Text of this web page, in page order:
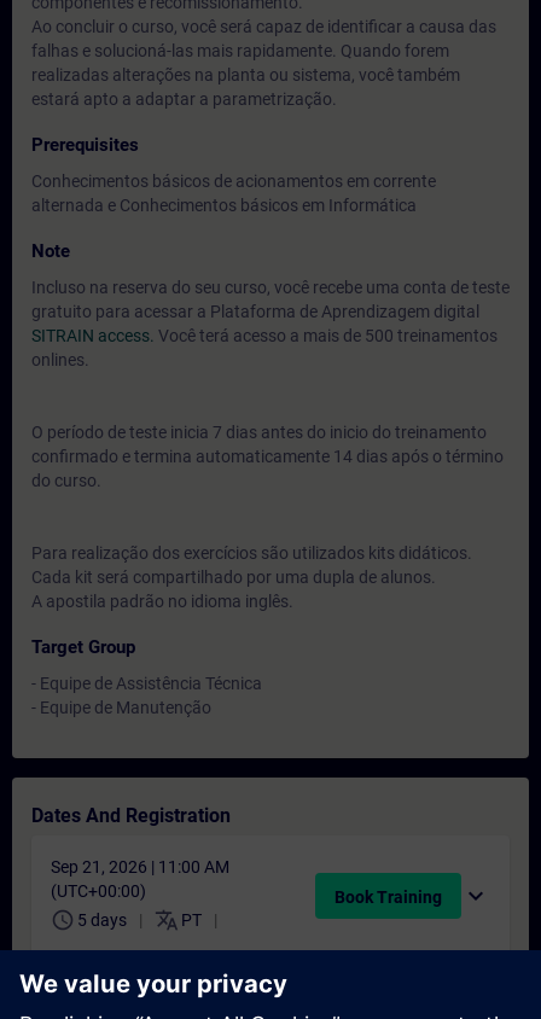
Ao concluir o curso, você será capaz de identificar a causa das
falhas e solucioná-las mais rapidamente. Quando forem
realizadas alterações na planta ou sistema, você também
estará apto a adaptar a parametrização.
Prerequisites
Conhecimentos básicos de acionamentos em corrente
alternada e Conhecimentos básicos em Informática
Note
Incluso na reserva do seu curso, você recebe uma conta de teste
gratuito para acessar a Plataforma de Aprendizagem digital
SITRAIN access. Você terá acesso a mais de 500 treinamentos
onlines.
O período de teste inicia 7 dias antes do inicio do treinamento
confirmado e termina automaticamente 14 dias após o término
do curso.
Para realização dos exercícios são utilizados kits didáticos.
Cada kit será compartilhado por uma dupla de alunos.
A apostila padrão no idioma inglês.
Target Group
- Equipe de Assistência Técnica
- Equipe de Manutenção
Dates And Registration
Sep 21, 2026 | 11:00 AM
(UTC+00:00)
schedule 5 days translate PT
Book Training expand_more
Nov 30, 2026 | 11:00 AM